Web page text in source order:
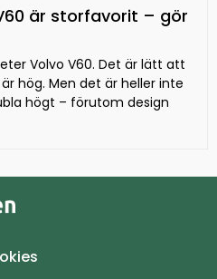
är storfavorit – gör
Volvo V60. Det är lätt att
hög. Men det är heller inte
högt – förutom design